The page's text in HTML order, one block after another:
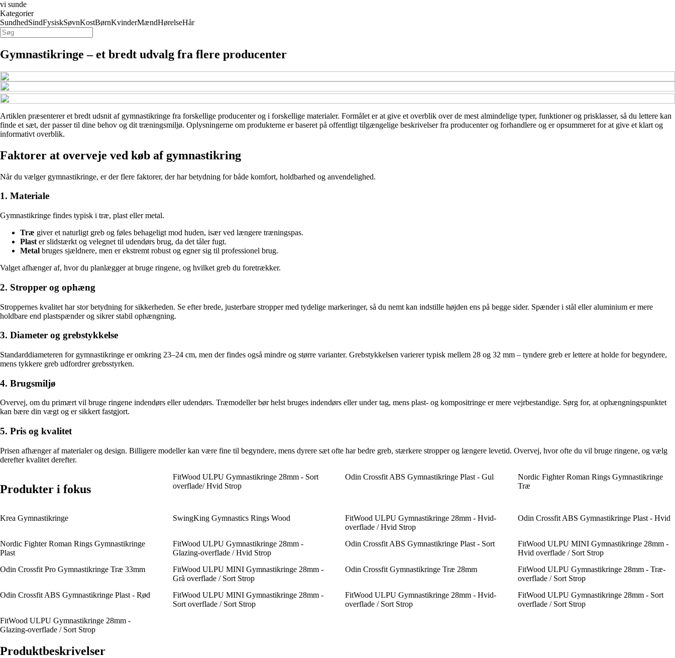
vi sunde
Kategorier
SundhedSindFysiskSøvnKostBørnKvinderMændHørelseHår
Gymnastikringe – et bredt udvalg fra flere producenter
Artiklen præsenterer et bredt udsnit af gymnastikringe fra forskellige producenter og i forskellige materialer. Formålet er at give et overblik over de mest almindelige typer, funktioner og prisklasser, så du lettere kan
finde et sæt, der passer til dine behov og dit træningsmiljø. Oplysningerne om produkterne er baseret på offentligt tilgængelige beskrivelser fra producenter og forhandlere og er opsummeret for at give et klart og
informativt overblik.
Faktorer at overveje ved køb af gymnastikring
Når du vælger gymnastikringe, er der flere faktorer, der har betydning for både komfort, holdbarhed og anvendelighed.
1. Materiale
Gymnastikringe findes typisk i træ, plast eller metal.
Træ giver et naturligt greb og føles behageligt mod huden, især ved længere træningspas.
Plast er slidstærkt og velegnet til udendørs brug, da det tåler fugt.
Metal bruges sjældnere, men er ekstremt robust og egner sig til professionel brug.
Valget afhænger af, hvor du planlægger at bruge ringene, og hvilket greb du foretrækker.
2. Stropper og ophæng
Stroppernes kvalitet har stor betydning for sikkerheden. Se efter brede, justerbare stropper med tydelige markeringer, så du nemt kan indstille højden ens på begge sider. Spænder i stål eller aluminium er mere
holdbare end plastspænder og sikrer stabil ophængning.
3. Diameter og grebstykkelse
Standarddiameteren for gymnastikringe er omkring 23–24 cm, men der findes også mindre og større varianter. Grebstykkelsen varierer typisk mellem 28 og 32 mm – tyndere greb er lettere at holde for begyndere,
mens tykkere greb udfordrer grebsstyrken.
4. Brugsmiljø
Overvej, om du primært vil bruge ringene indendørs eller udendørs. Træmodeller bør helst bruges indendørs eller under tag, mens plast- og kompositringe er mere vejrbestandige. Sørg for, at ophængningspunktet
kan bære din vægt og er sikkert fastgjort.
5. Pris og kvalitet
Prisen afhænger af materialer og design. Billigere modeller kan være fine til begyndere, mens dyrere sæt ofte har bedre greb, stærkere stropper og længere levetid. Overvej, hvor ofte du vil bruge ringene, og vælg
derefter kvalitet derefter.
Produkter i fokus
FitWood ULPU Gymnastikringe 28mm - Sort
overflade/ Hvid Strop
Odin Crossfit ABS Gymnastikringe Plast - Gul
Nordic Fighter Roman Rings Gymnastikringe
Træ
Krea Gymnastikringe SwingKing Gymnastics Rings Wood
FitWood ULPU Gymnastikringe 28mm - Hvid-
overflade / Hvid Strop
Odin Crossfit ABS Gymnastikringe Plast - Hvid
Nordic Fighter Roman Rings Gymnastikringe
Plast
FitWood ULPU Gymnastikringe 28mm -
Glazing-overflade / Hvid Strop
Odin Crossfit ABS Gymnastikringe Plast - Sort
FitWood ULPU MINI Gymnastikringe 28mm -
Hvid overflade / Sort Strop
Odin Crossfit Pro Gymnastikringe Træ 33mm
FitWood ULPU MINI Gymnastikringe 28mm -
Grå overflade / Sort Strop
Odin Crossfit Gymnastikringe Træ 28mm
FitWood ULPU Gymnastikringe 28mm - Træ-
overflade / Sort Strop
Odin Crossfit ABS Gymnastikringe Plast - Rød
FitWood ULPU MINI Gymnastikringe 28mm -
Sort overflade / Sort Strop
FitWood ULPU Gymnastikringe 28mm - Hvid-
overflade / Sort Strop
FitWood ULPU Gymnastikringe 28mm - Sort
overflade / Sort Strop
FitWood ULPU Gymnastikringe 28mm -
Glazing-overflade / Sort Strop
Produktbeskrivelser